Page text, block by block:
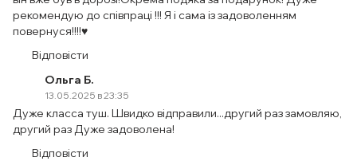
рекомендую до співпраці !!! Я і сама із задоволенням
повернуся!!!!♥️
Відповісти
Ольга Б.
13.05.2025 в 23:35
Дуже класса туш. Швидко вiдправили...другий раз замовляю,
другий раз Дуже задоволена!
Відповісти